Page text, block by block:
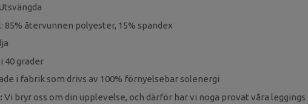
85% återvunnen polyester, 15% spandex
40 grader
i fabrik som drivs av 100% förnyelsebar solenergi
Vi bryr oss om din upplevelse, och därför har vi noga provat våra